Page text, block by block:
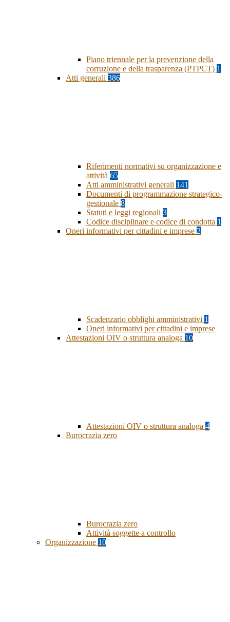
Piano triennale per la prevenzione della
corruzione e della trasparenza (PTPCT) 1
Atti generali 386
Riferimenti normativi su organizzazione e
attività 65
Atti amministrativi generali 141
Documenti di programmazione strategico-
gestionale 8
Statuti e leggi regionali 3
Codice disciplinare e codice di condotta 1
Oneri informativi per cittadini e imprese 2
Scadenzario obblighi amministrativi 1
Oneri informativi per cittadini e imprese
Attestazioni OIV o struttura analoga 10
Attestazioni OIV o struttura analoga 4
Burocrazia zero
Burocrazia zero
Attività soggette a controllo
Organizzazione 10